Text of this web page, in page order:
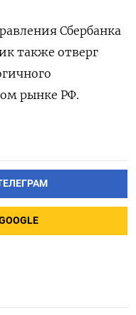
Сбербанка
также отверг
рынке РФ.